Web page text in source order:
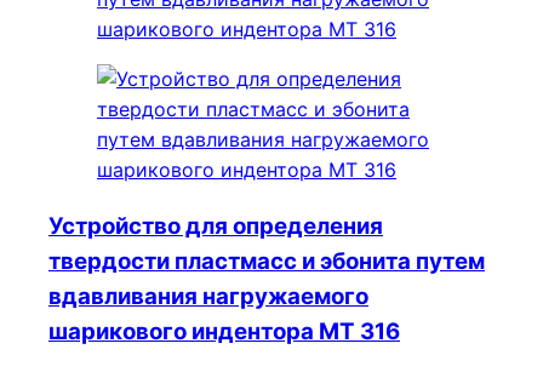
Устройство для определения
твердости пластмасс и эбонита путем
вдавливания нагружаемого
шарикового индентора МТ 316